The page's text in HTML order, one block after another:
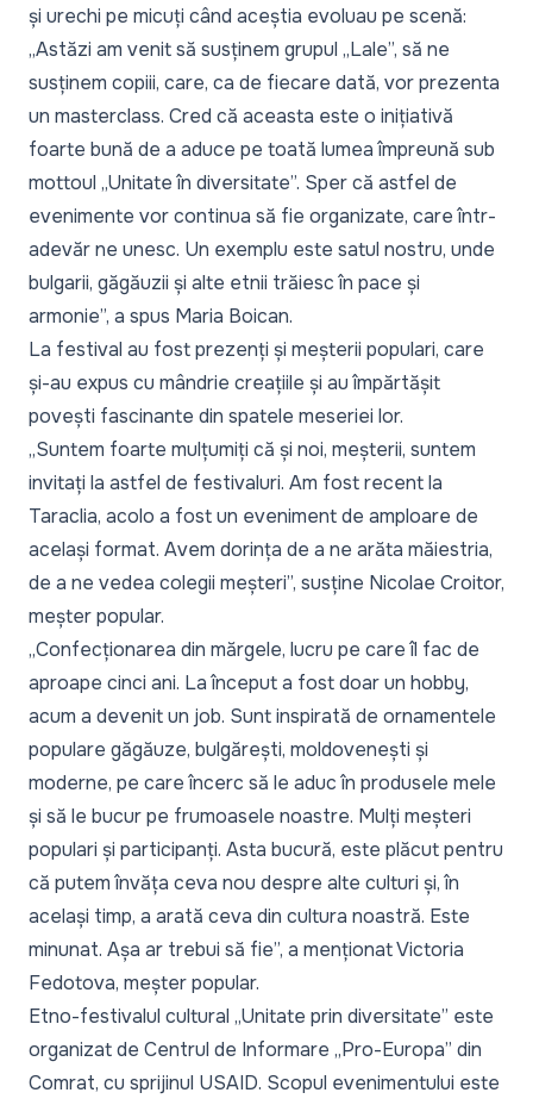
și urechi pe micuți când aceștia evoluau pe scenă:
„Astăzi am venit să susținem grupul „Lale”, să ne
susținem copiii, care, ca de fiecare dată, vor prezenta
un masterclass. Cred că aceasta este o inițiativă
foarte bună de a aduce pe toată lumea împreună sub
mottoul „Unitate în diversitate”. Sper că astfel de
evenimente vor continua să fie organizate, care într-
adevăr ne unesc. Un exemplu este satul nostru, unde
bulgarii, găgăuzii și alte etnii trăiesc în pace și
armonie”, a spus Maria Boican.
La festival au fost prezenți și meșterii populari, care
și-au expus cu mândrie creațiile și au împărtășit
povești fascinante din spatele meseriei lor.
„Suntem foarte mulțumiți că și noi, meșterii, suntem
invitați la astfel de festivaluri. Am fost recent la
Taraclia, acolo a fost un eveniment de amploare de
același format. Avem dorința de a ne arăta măiestria,
de a ne vedea colegii meșteri”, susține Nicolae Croitor,
meșter popular.
„Confecționarea din mărgele, lucru pe care îl fac de
aproape cinci ani. La început a fost doar un hobby,
acum a devenit un job. Sunt inspirată de ornamentele
populare găgăuze, bulgărești, moldovenești și
moderne, pe care încerc să le aduc în produsele mele
și să le bucur pe frumoasele noastre. Mulți meșteri
populari și participanți. Asta bucură, este plăcut pentru
că putem învăța ceva nou despre alte culturi și, în
același timp, a arată ceva din cultura noastră. Este
minunat. Așa ar trebui să fie”, a menționat Victoria
Fedotova, meșter popular.
Etno-festivalul cultural „Unitate prin diversitate” este
organizat de Centrul de Informare „Pro-Europa” din
Comrat, cu sprijinul USAID. Scopul evenimentului este